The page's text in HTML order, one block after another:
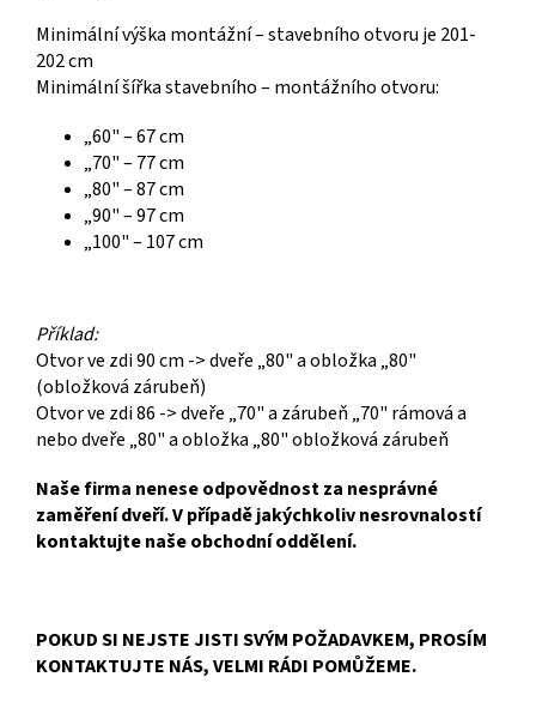
Minimální výška montážní – stavebního otvoru je 201-
202 cm
Minimální šířka stavebního – montážního otvoru:
„60" – 67 cm
„70" – 77 cm
„80" – 87 cm
„90" – 97 cm
„100" – 107 cm
Příklad:
Otvor ve zdi 90 cm -> dveře „80" a obložka „80"
(obložková zárubeň)
Otvor ve zdi 86 -> dveře „70" a zárubeň „70" rámová a
nebo dveře „80" a obložka „80" obložková zárubeň
Naše firma nenese odpovědnost za nesprávné
zaměření dveří. V případě jakýchkoliv nesrovnalostí
kontaktujte naše obchodní oddělení.
POKUD SI NEJSTE JISTI SVÝM POŽADAVKEM, PROSÍM
KONTAKTUJTE NÁS, VELMI RÁDI POMŮŽEME.